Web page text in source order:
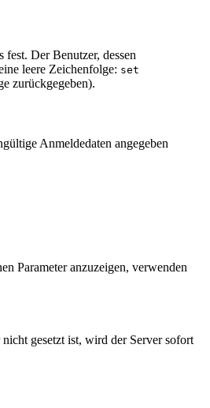
Der Benutzer, dessen
leere Zeichenfolge: set
zurückgegeben).
Anmeldedaten angegeben
Parameter anzuzeigen, verwenden
nicht gesetzt ist, wird der Server sofort